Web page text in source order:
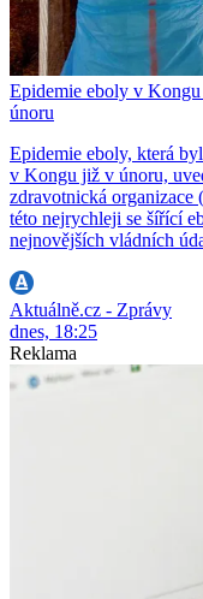
Epidemie eboly v
únoru
Epidemie eboly, která
v Kongu již v únoru,
zdravotnická
této nejrychleji se šířící
nejnovějších vládních
Aktuálně.cz - Zprávy
dnes, 18:25
Reklama